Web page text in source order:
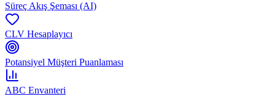
Süreç Akış Şeması (AI)
CLV Hesaplayıcı
Potansiyel Müşteri Puanlaması
ABC Envanteri